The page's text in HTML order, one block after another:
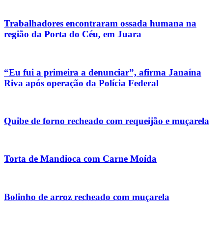
Trabalhadores encontraram ossada humana na
região da Porta do Céu, em Juara
“Eu fui a primeira a denunciar”, afirma Janaína
Riva após operação da Polícia Federal
Quibe de forno recheado com requeijão e muçarela
Torta de Mandioca com Carne Moída
Bolinho de arroz recheado com muçarela